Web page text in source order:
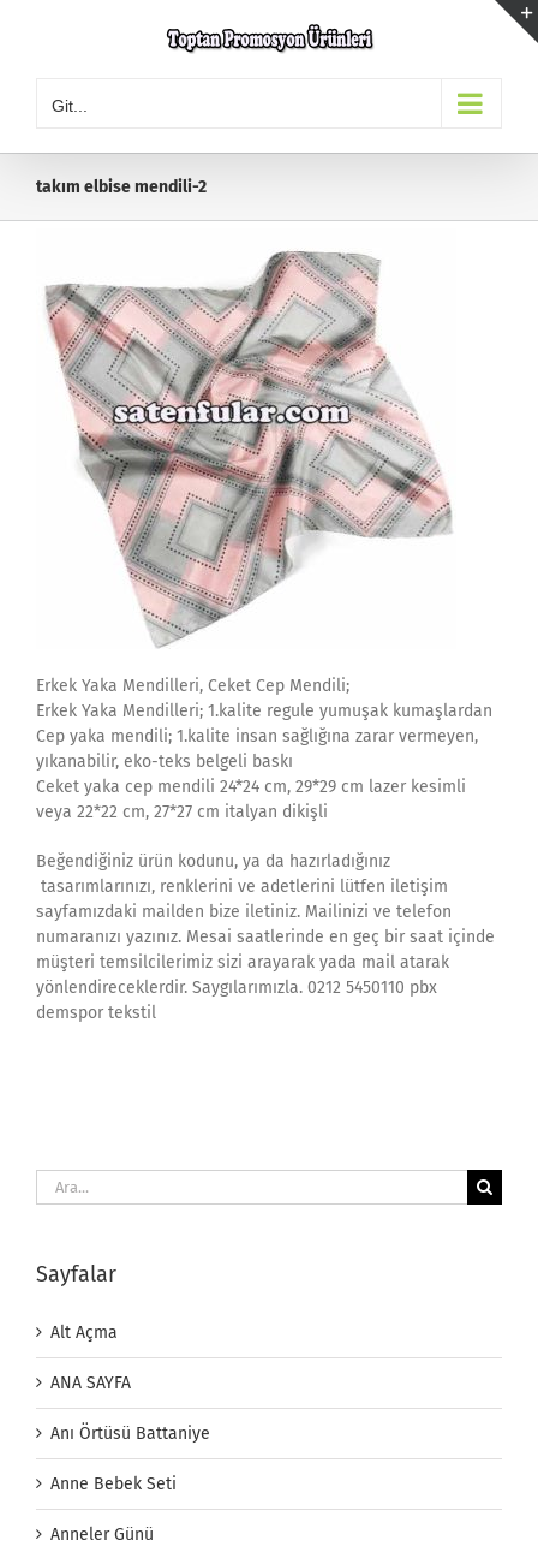
Git...
takım elbise mendili-2
Erkek Yaka Mendilleri, Ceket Cep Mendili;
Erkek Yaka Mendilleri; 1.kalite regule yumuşak kumaşlardan
Cep yaka mendili; 1.kalite insan sağlığına zarar vermeyen,
yıkanabilir, eko-teks belgeli baskı
Ceket yaka cep mendili 24*24 cm, 29*29 cm lazer kesimli
veya 22*22 cm, 27*27 cm italyan dikişli
Beğendiğiniz ürün kodunu, ya da hazırladığınız
tasarımlarınızı, renklerini ve adetlerini lütfen iletişim
sayfamızdaki mailden bize iletiniz. Mailinizi ve telefon
numaranızı yazınız. Mesai saatlerinde en geç bir saat içinde
müşteri temsilcilerimiz sizi arayarak yada mail atarak
yönlendireceklerdir. Saygılarımızla. 0212 5450110 pbx
demspor tekstil
Ara:
Sayfalar
Alt Açma
ANA SAYFA
Anı Örtüsü Battaniye
Anne Bebek Seti
Anneler Günü